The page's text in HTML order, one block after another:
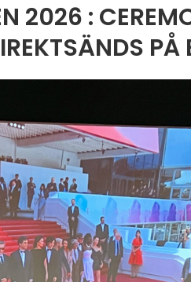
2026 :
PÅ